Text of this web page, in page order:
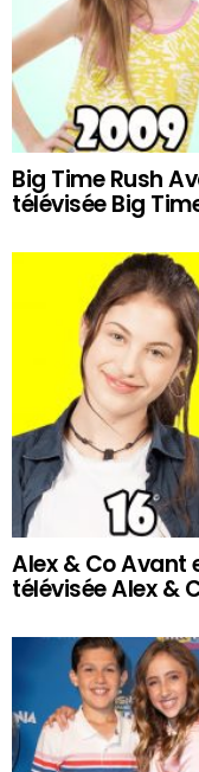
Big Time Rush
télévisée Big
Alex & Co Avant
télévisée Alex &